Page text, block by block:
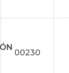
00230